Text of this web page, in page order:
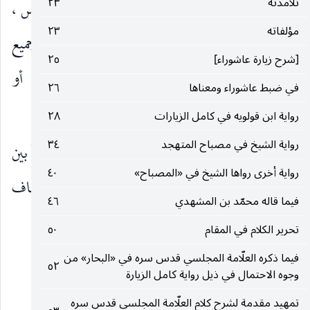
مؤلفاته
٢٣
[شرح زيارة عاشوراء]
٢٥
في ضبط عاشوراء ومعناها
٢٦
رواية ابن قولويه في كامل الزيارات
٢٨
رواية الشيخ في مصباح المتهجد
٣٤
رواية أخرى رواها الشيخ في «المصباح»
٤٠
فيما قاله محمّد بن المشهدي
٤٦
تحرير الكلام في المقام
٥٠
فيما ذكره العلّامة المجلسي قدس سره في «البحار» من
وجوه الاحتمال في ذيل رواية كامل الزيارة
٥٢
تمهيد مقدمة لشرح كلام العلّامة المجلسي قدس سره
الفصل بالإختيار كشرب الماء أو بالإضطرار كالتعطس ،
فلا بأس بالفصل ، وعلى هذا المنوال تجري الحال في جميع
المركبات المركبة من الأقوال والأفعال أو الأقوال أو
الأفعال ، ومنه الوضوء وغيره.
وربما فُصِّلَفي الفصل المتخلل المخلّ بالإتصال عرفاً بين
الإضطرار والإختيار ، بارتفاع الموالاة ولزوم الاستئناف
على الثاني(٣) دون الأوّل
، فيجوز فيه إتمام العمل.
__________________